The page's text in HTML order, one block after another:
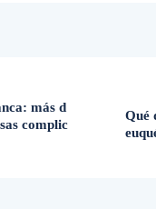
más d
complic
Qué